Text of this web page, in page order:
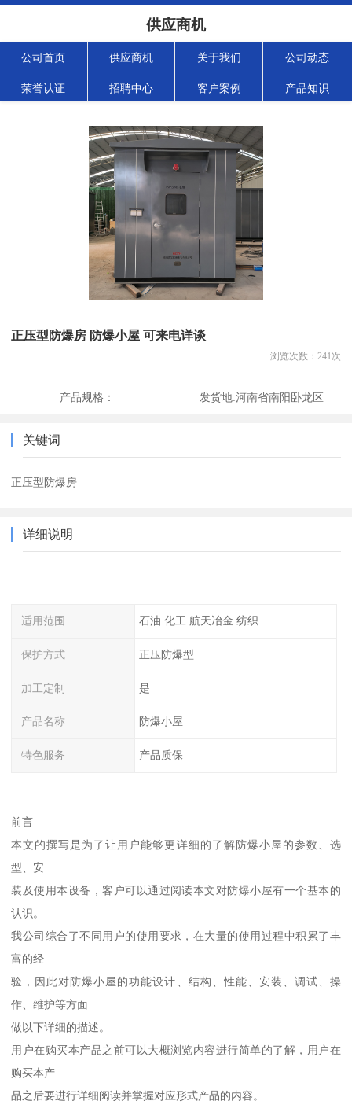
供应商机
公司首页 供应商机 关于我们 公司动态
荣誉认证 招聘中心 客户案例 产品知识
正压型防爆房 防爆小屋 可来电详谈
浏览次数： 241次
产品规格： 发货地:河南省南阳卧龙区
关键词
正压型防爆房
详细说明
适用范围 石油 化工 航天冶金 纺织
保护方式 正压防爆型
加工定制 是
产品名称 防爆小屋
特色服务 产品质保
前言
本文的撰写是为了让用户能够更详细的了解防爆小屋的参数、选
型、安
装及使用本设备，客户可以通过阅读本文对防爆小屋有一个基本的
认识。
我公司综合了不同用户的使用要求，在大量的使用过程中积累了丰
富的经
验，因此对防爆小屋的功能设计、结构、性能、安装、调试、操
作、维护等方面
做以下详细的描述。
用户在购买本产品之前可以大概浏览内容进行简单的了解，用户在
购买本产
品之后要进行详细阅读并掌握对应形式产品的内容。